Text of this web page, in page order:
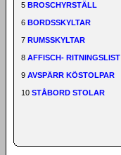
5 BROSCHYRSTÄLL
6 BORDSSKYLTAR
7 RUMSSKYLTAR
8 AFFISCH- RITNINGSLIST
9 AVSPÄRR KÖSTOLPAR
10 STÅBORD STOLAR